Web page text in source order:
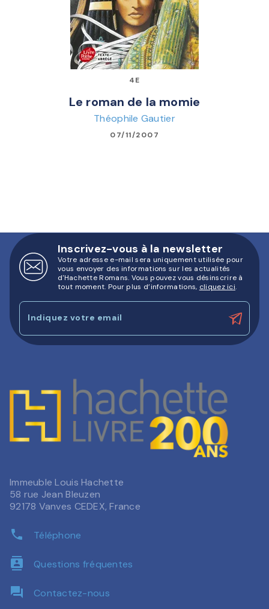
4E
Le roman de la momie
Théophile Gautier
07/11/2007
Inscrivez-vous à la newsletter
Votre adresse e-mail sera uniquement utilisée pour
vous envoyer des informations sur les actualités
d'Hachette Romans. Vous pouvez vous désinscrire à
tout moment. Pour plus d’informations, cliquez ici.
Indiquez votre email
Immeuble Louis Hachette
58 rue Jean Bleuzen
92178 Vanves CEDEX, France
phone Téléphone
contacts Questions fréquentes
question_answer Contactez-nous